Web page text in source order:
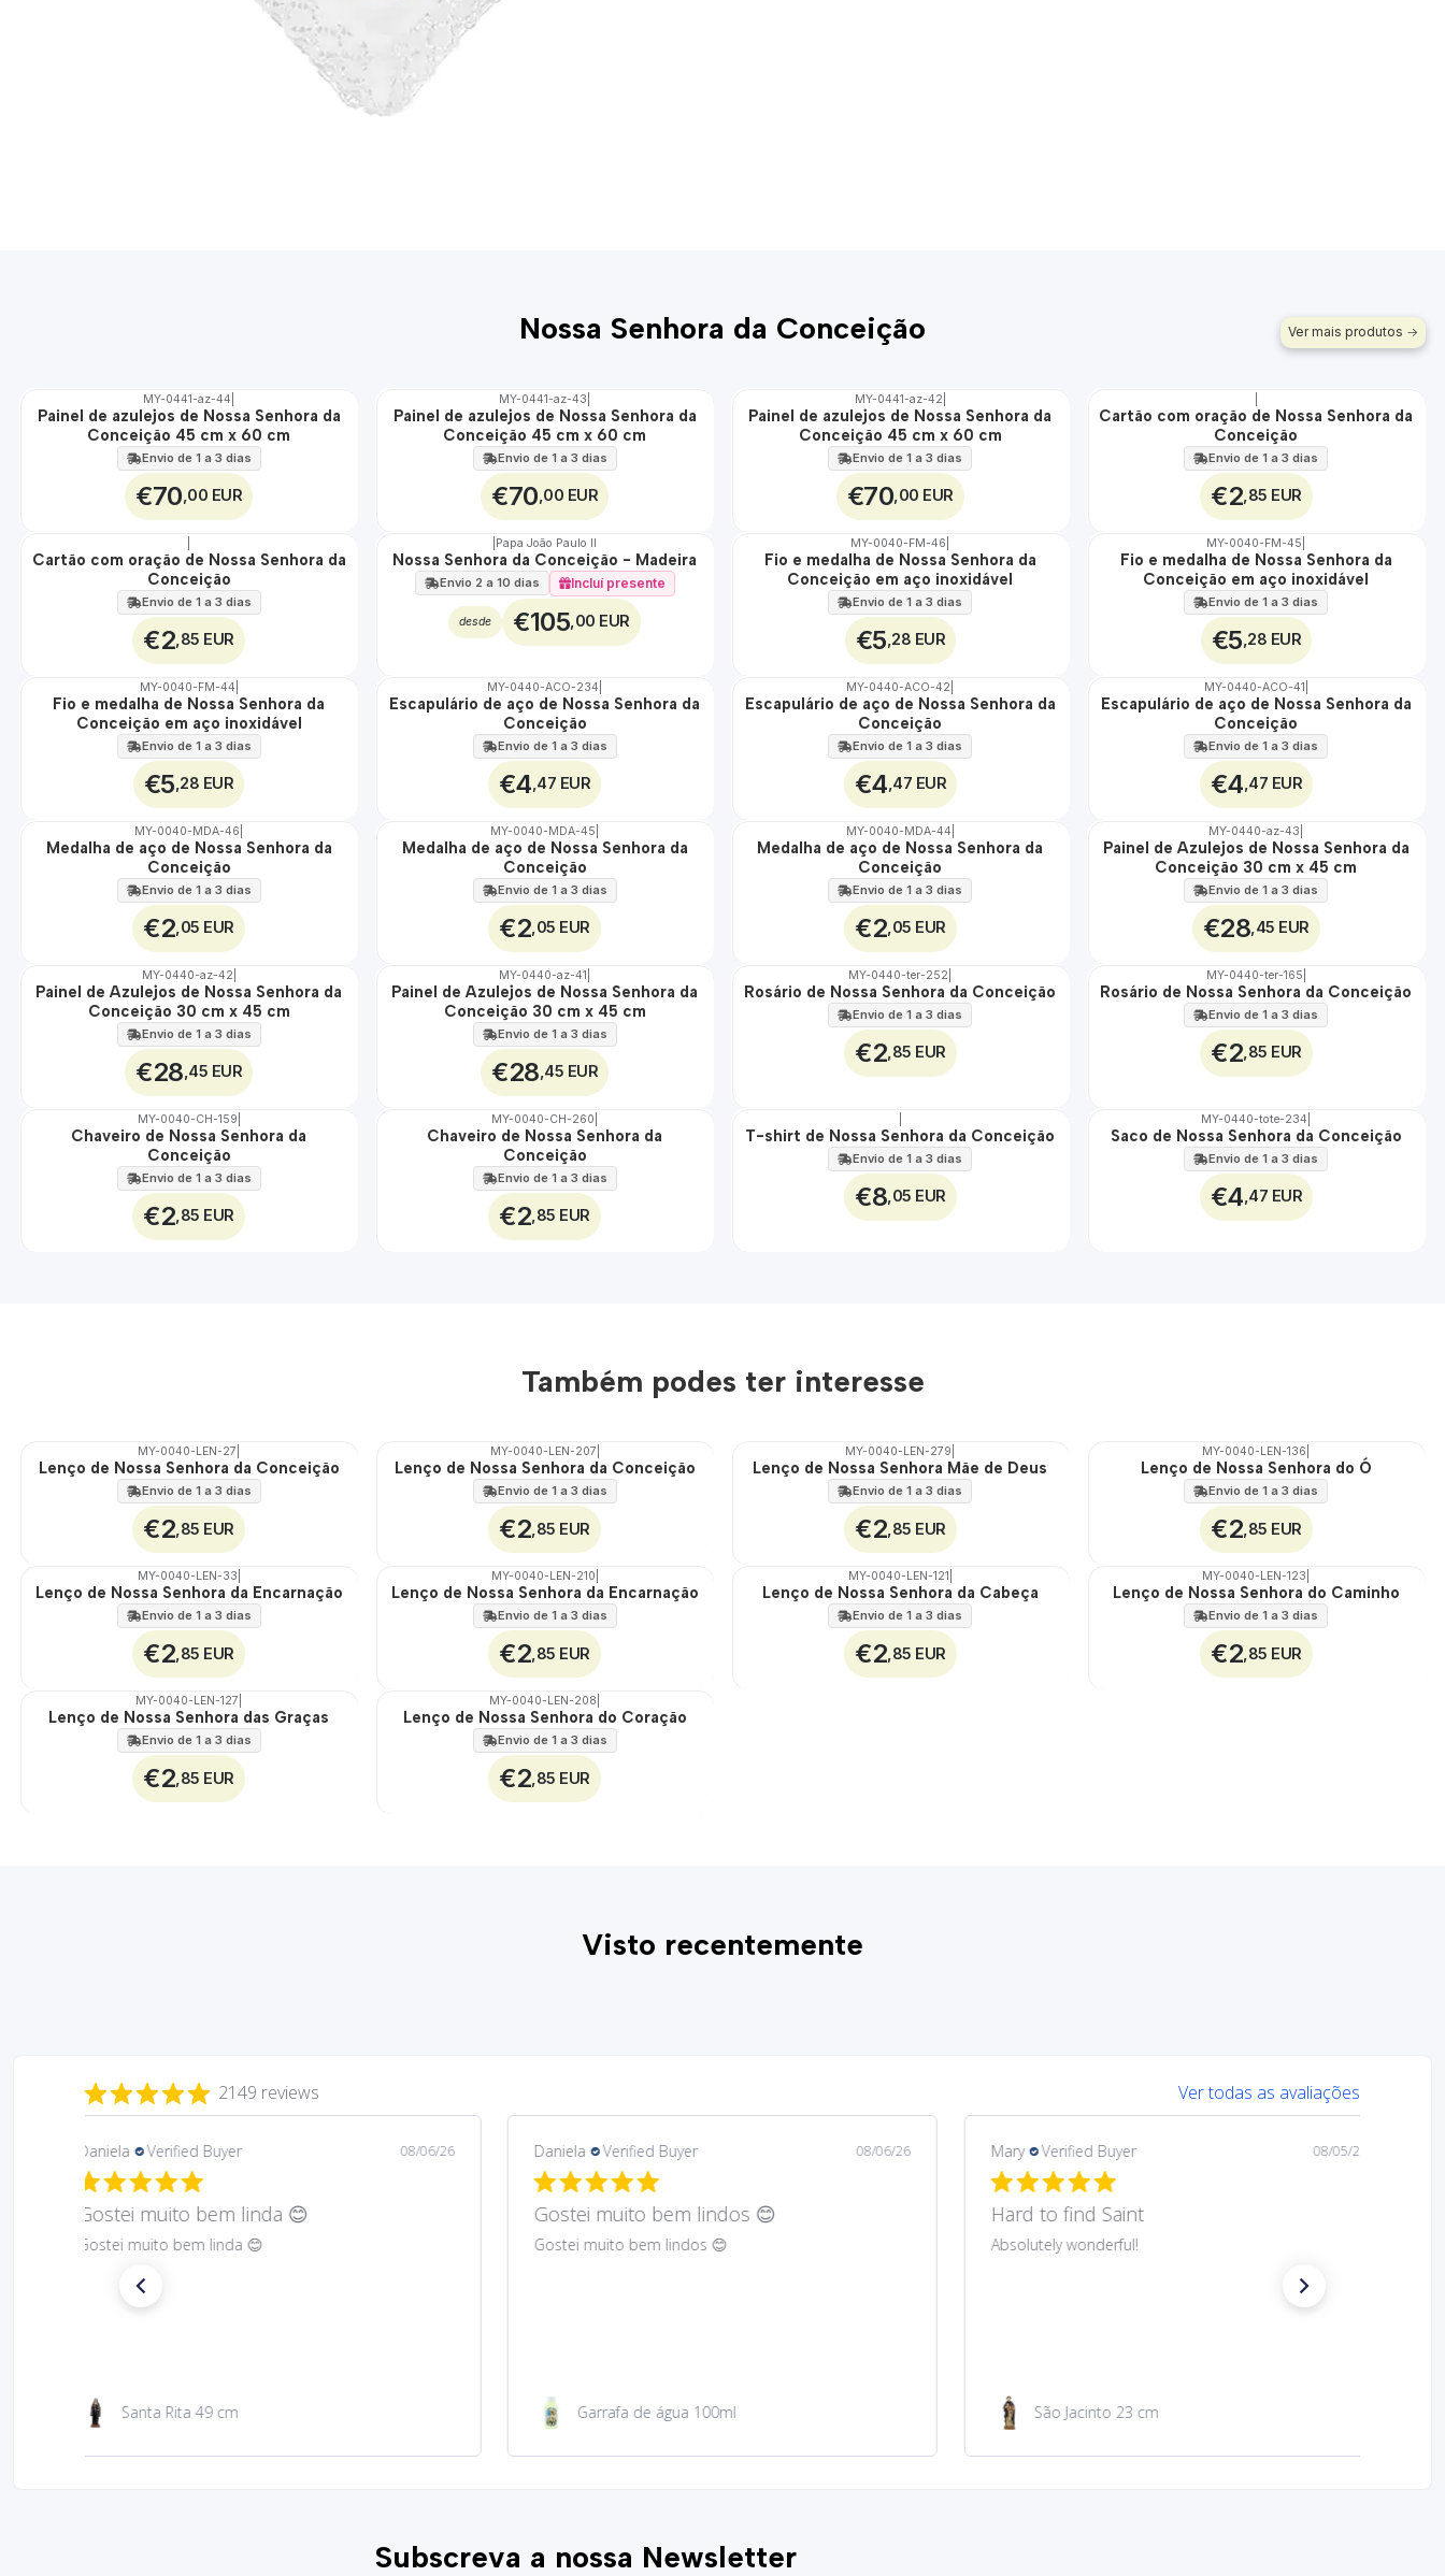
Nossa Senhora da Conceição Ver mais produtos
🇵🇹
MY-0441-az-44
Painel de azulejos de Nossa Senhora da
Conceição 45 cm x 60 cm
Envio de 1 a 3 dias
€70 ,00 EUR
🇵🇹
MY-0441-az-43
Painel de azulejos de Nossa Senhora da
Conceição 45 cm x 60 cm
Envio de 1 a 3 dias
€70 ,00 EUR
🇵🇹
MY-0441-az-42
Painel de azulejos de Nossa Senhora da
Conceição 45 cm x 60 cm
Envio de 1 a 3 dias
€70 ,00 EUR
🇵🇹
Cartão com oração de Nossa Senhora da
Conceição
Envio de 1 a 3 dias
€2 ,85 EUR
🇵🇹
Cartão com oração de Nossa Senhora da
Conceição
Envio de 1 a 3 dias
€2 ,85 EUR
Papa João Paulo II
Nossa Senhora da Conceição - Madeira
Envio 2 a 10 dias Incluí presente
desde €105 ,00 EUR
🇵🇹
MY-0040-FM-46
Fio e medalha de Nossa Senhora da
Conceição em aço inoxidável
Envio de 1 a 3 dias
€5 ,28 EUR
🇵🇹
MY-0040-FM-45
Fio e medalha de Nossa Senhora da
Conceição em aço inoxidável
Envio de 1 a 3 dias
€5 ,28 EUR
🇵🇹
MY-0040-FM-44
Fio e medalha de Nossa Senhora da
Conceição em aço inoxidável
Envio de 1 a 3 dias
€5 ,28 EUR
🇵🇹
MY-0440-ACO-234
Escapulário de aço de Nossa Senhora da
Conceição
Envio de 1 a 3 dias
€4 ,47 EUR
🇵🇹
MY-0440-ACO-42
Escapulário de aço de Nossa Senhora da
Conceição
Envio de 1 a 3 dias
€4 ,47 EUR
🇵🇹
MY-0440-ACO-41
Escapulário de aço de Nossa Senhora da
Conceição
Envio de 1 a 3 dias
€4 ,47 EUR
🇵🇹
MY-0040-MDA-46
Medalha de aço de Nossa Senhora da
Conceição
Envio de 1 a 3 dias
€2 ,05 EUR
🇵🇹
MY-0040-MDA-45
Medalha de aço de Nossa Senhora da
Conceição
Envio de 1 a 3 dias
€2 ,05 EUR
🇵🇹
MY-0040-MDA-44
Medalha de aço de Nossa Senhora da
Conceição
Envio de 1 a 3 dias
€2 ,05 EUR
🇵🇹
MY-0440-az-43
Painel de Azulejos de Nossa Senhora da
Conceição 30 cm x 45 cm
Envio de 1 a 3 dias
€28 ,45 EUR
🇵🇹
MY-0440-az-42
Painel de Azulejos de Nossa Senhora da
Conceição 30 cm x 45 cm
Envio de 1 a 3 dias
€28 ,45 EUR
🇵🇹
MY-0440-az-41
Painel de Azulejos de Nossa Senhora da
Conceição 30 cm x 45 cm
Envio de 1 a 3 dias
€28 ,45 EUR
🇵🇹
MY-0440-ter-252
Rosário de Nossa Senhora da Conceição
Envio de 1 a 3 dias
€2 ,85 EUR
🇵🇹
MY-0440-ter-165
Rosário de Nossa Senhora da Conceição
Envio de 1 a 3 dias
€2 ,85 EUR
MY-0040-CH-159
Chaveiro de Nossa Senhora da
Conceição
Envio de 1 a 3 dias
€2 ,85 EUR
MY-0040-CH-260
Chaveiro de Nossa Senhora da
Conceição
Envio de 1 a 3 dias
€2 ,85 EUR
🇵🇹
T-shirt de Nossa Senhora da Conceição
Envio de 1 a 3 dias
€8 ,05 EUR
🇵🇹
MY-0440-tote-234
Saco de Nossa Senhora da Conceição
Envio de 1 a 3 dias
€4 ,47 EUR
Também podes ter interesse
🇵🇹
MY-0040-LEN-27
Lenço de Nossa Senhora da Conceição
Envio de 1 a 3 dias
€2 ,85 EUR
🇵🇹
MY-0040-LEN-207
Lenço de Nossa Senhora da Conceição
Envio de 1 a 3 dias
€2 ,85 EUR
🇵🇹
MY-0040-LEN-279
Lenço de Nossa Senhora Mãe de Deus
Envio de 1 a 3 dias
€2 ,85 EUR
MY-0040-LEN-136
Lenço de Nossa Senhora do Ó
Envio de 1 a 3 dias
€2 ,85 EUR
🇵🇹
MY-0040-LEN-33
Lenço de Nossa Senhora da Encarnação
Envio de 1 a 3 dias
€2 ,85 EUR
🇵🇹
MY-0040-LEN-210
Lenço de Nossa Senhora da Encarnação
Envio de 1 a 3 dias
€2 ,85 EUR
🇵🇹
MY-0040-LEN-121
Lenço de Nossa Senhora da Cabeça
Envio de 1 a 3 dias
€2 ,85 EUR
🇵🇹
MY-0040-LEN-123
Lenço de Nossa Senhora do Caminho
Envio de 1 a 3 dias
€2 ,85 EUR
🇵🇹
MY-0040-LEN-127
Lenço de Nossa Senhora das Graças
Envio de 1 a 3 dias
€2 ,85 EUR
🇵🇹
MY-0040-LEN-208
Lenço de Nossa Senhora do Coração
Envio de 1 a 3 dias
€2 ,85 EUR
Visto recentemente
2149 reviews Ver todas as avaliações
Daniela Verified Buyer 08/06/26
Gostei muito bem linda 😊
Gostei muito bem linda 😊
Santa Rita 49 cm
Daniela Verified Buyer 08/06/26
Gostei muito bem lindos 😊
Gostei muito bem lindos 😊
Garrafa de água 100ml
Mary Verified Buyer 08/05/26
Hard to find Saint
Absolutely wonderful!
São Jacinto 23 cm
Subscreva a nossa Newsletter